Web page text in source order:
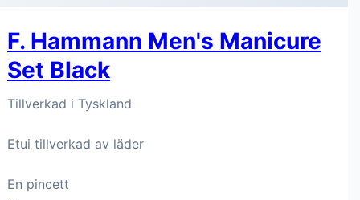
F. Hammann Men's Manicure
Set Black
Tillverkad i Tyskland
Etui tillverkad av läder
En pincett